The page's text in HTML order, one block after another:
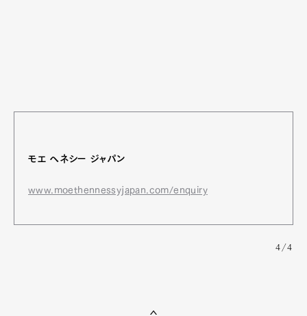
モエ ヘネシー ジャパン
www.moethennessyjapan.com/enquiry
4/4